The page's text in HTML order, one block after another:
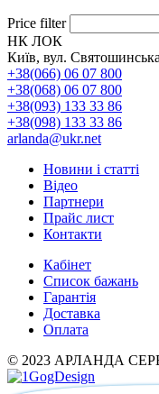
Price filter
НК ЛОК
Київ, вул.
+38(066) 06 07 800
+38(068) 06 07 800
+38(093) 133 33 86
+38(098) 133 33 86
arlanda@ukr.net
Новини і статті
Відео
Партнери
Прайс лист
Контакти
Кабінет
Список бажань
Гарантія
Доставка
Оплата
© 2023 АРЛАНДА